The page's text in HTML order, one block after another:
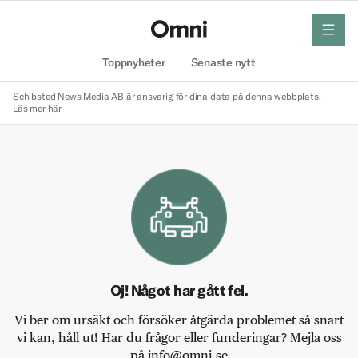
Toppnyheter Senaste nytt
meny
Schibsted News Media AB är ansvarig för dina data på denna webbplats.
Läs mer här
Oj! Något har gått fel.
Vi ber om ursäkt och försöker åtgärda problemet så snart
vi kan, håll ut! Har du frågor eller funderingar? Mejla oss